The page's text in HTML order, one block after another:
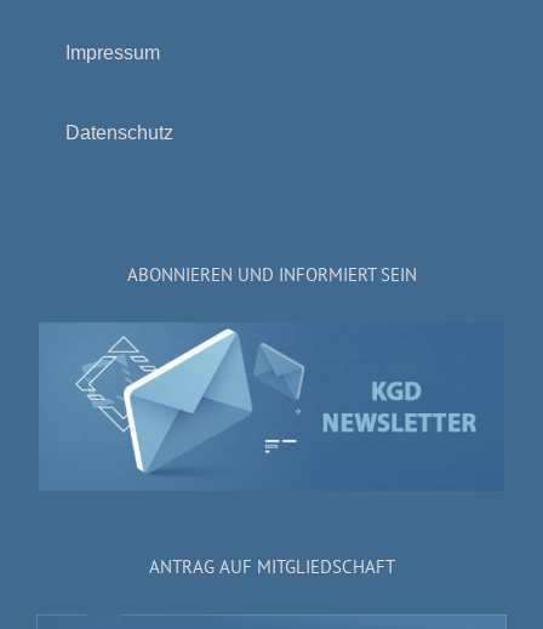
Impressum
Datenschutz
ABONNIEREN UND INFORMIERT SEIN
ANTRAG AUF MITGLIEDSCHAFT